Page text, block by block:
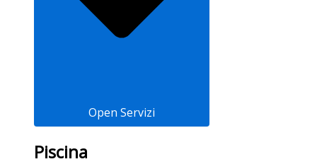
Open Servizi
Piscina